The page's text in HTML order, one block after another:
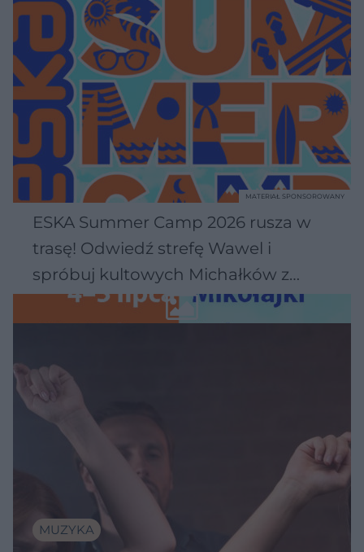
ESKA Summer Camp 2026 rusza w
trasę! Odwiedź strefę Wawel i
spróbuj kultowych Michałków z
Wawelu
MATERIAŁ SPONSOROWANY
MUZYKA